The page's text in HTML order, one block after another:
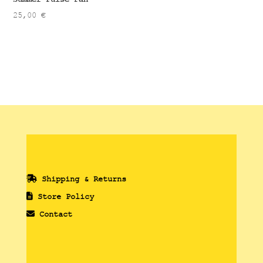
25,00€
Shipping & Returns
Store Policy
Contact